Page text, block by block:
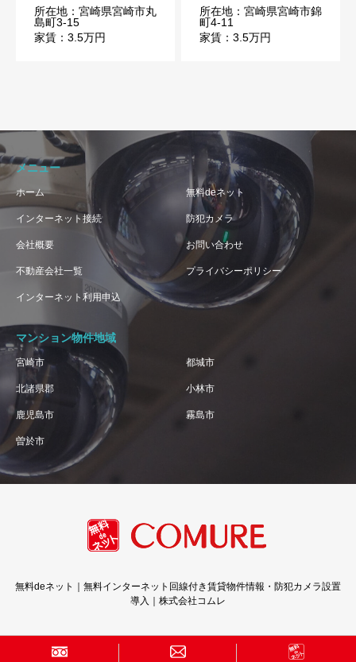
所在地：宮崎県宮崎市丸
島町3-15
家賃：3.5万円
所在地：宮崎県宮崎市錦
町4-11
家賃：3.5万円
メニュー
ホーム 無料deネット
インターネット接続 防犯カメラ
会社概要 お問い合わせ
不動産会社一覧 プライバシーポリシー
インターネット利用申込
マンション物件地域
宮崎市 都城市
北諸県郡 小林市
鹿児島市 霧島市
曽於市
無料deネット｜無料インターネット回線付き賃貸物件情報・防犯カメラ設置
導入｜株式会社コムレ